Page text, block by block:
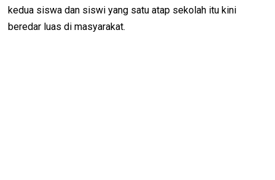
kedua siswa dan siswi yang satu atap sekolah itu kini
beredar luas di masyarakat.